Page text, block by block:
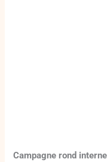
Campagne rond